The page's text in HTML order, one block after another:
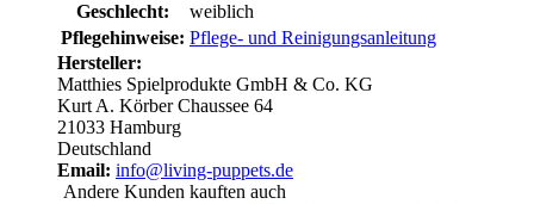
Geschlecht:
weiblich
Pflegehinweise: Pflege- und Reinigungsanleitung
Hersteller:
Matthies Spielprodukte GmbH & Co. KG
Kurt A. Körber Chaussee 64
21033 Hamburg
Deutschland
Email: info@living-puppets.de
Andere Kunden kauften auch